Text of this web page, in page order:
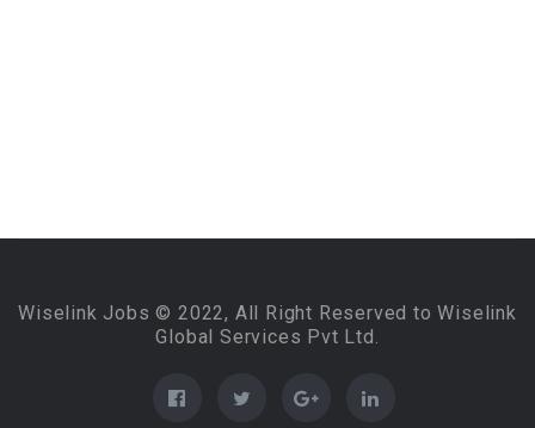
Wiselink Jobs © 2022, All Right Reserved to Wiselink
Global Services Pvt Ltd.